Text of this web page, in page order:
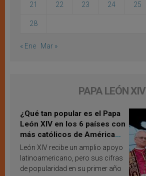
21 22 23 24 25
28
« Ene Mar »
PAPA LEÓN XIV
¿Qué tan popular es el Papa
León XIV en los 6 países con
más católicos de América
Latina en 2026? Publican
resultados de investigación
León XIV recibe un amplio apoyo
latinoamericano, pero sus cifras
de popularidad en su primer año